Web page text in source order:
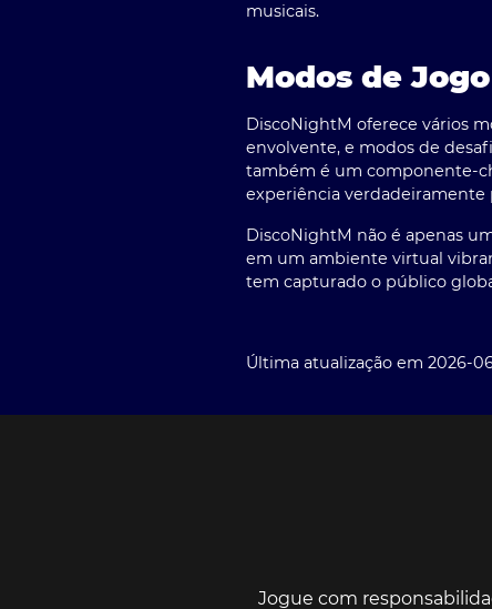
musicais.
Modos de
DiscoNightM oferece vários
envolvente, e modos de
também é um componente-
experiência verdadeiramente
DiscoNightM não é apenas
em um ambiente virtual
tem capturado o público
Última atualização em 2026-
Jogue com